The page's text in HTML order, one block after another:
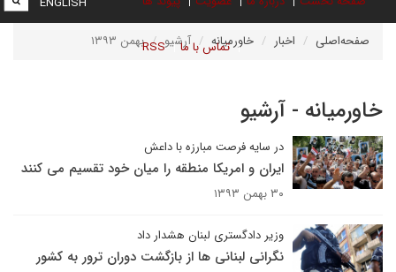
تماس با ما RSS صفحه‌اصلی اخبار خاورمیانه آرشیو بهمن ۱۳۹۳
خاورمیانه - آرشیو
در سایه فرصت مبارزه با داعش
ایران و امریکا منطقه را میان خود تقسیم می کنند
۳۰ بهمن ۱۳۹۳
وزیر دادگستری لبنان هشدار داد
نگرانی لبنانی ها از بازگشت دوران ترور به کشور